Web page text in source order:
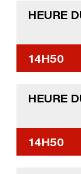
HEURE
14H50
HEURE
14H50